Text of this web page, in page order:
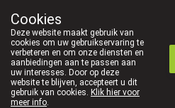
Cookies
Deze website maakt gebruik van
cookies om uw gebruikservaring te
verbeteren en om onze diensten en
aanbiedingen aan te passen aan
uw interesses. Door op deze
website te blijven, accepteert u dit
gebruik van cookies. Klik hier voor
meer info.